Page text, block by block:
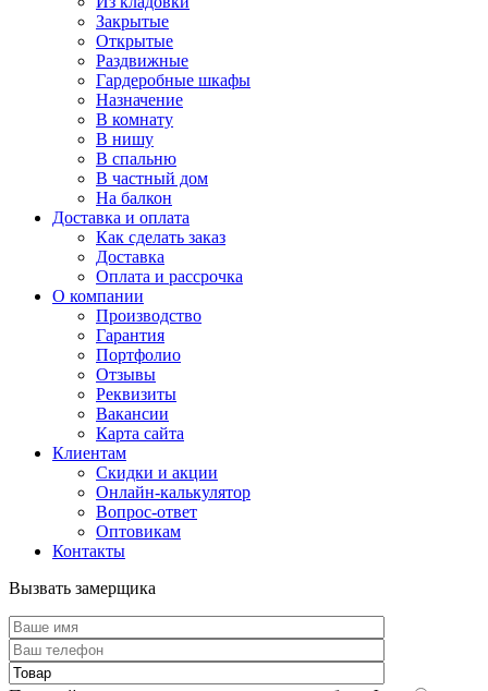
Закрытые
Открытые
Раздвижные
Гардеробные шкафы
Назначение
В комнату
В нишу
В спальню
В частный дом
На балкон
Доставка и оплата
Как сделать заказ
Доставка
Оплата и рассрочка
О компании
Производство
Гарантия
Портфолио
Отзывы
Реквизиты
Вакансии
Карта сайта
Клиентам
Скидки и акции
Онлайн-калькулятор
Вопрос-ответ
Оптовикам
Контакты
Вызвать замерщика